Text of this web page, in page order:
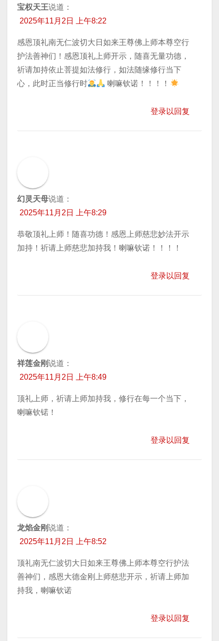
宝权天王说道：
2025年11月2日 上午8:22
感恩顶礼南无仁波切大日如来王尊佛上师本尊空行
护法善神们！感恩顶礼上师开示，随喜无量功德，
祈请加持​依止菩提如法修行，如法随缘修行当下
心，此时正当修行时
喇嘛钦诺！！！！
登录以回复
幻灵天母说道：
2025年11月2日 上午8:29
恭敬顶礼上师！随喜功德！感恩上师慈悲妙法开示
加持！祈请上师慈悲加持我！喇嘛钦诺！！！！
登录以回复
祥莲金刚说道：
2025年11月2日 上午8:49
顶礼上师，祈请上师加持我，修行在每一个当下，
喇嘛钦锘！
登录以回复
龙焰金刚说道：
2025年11月2日 上午8:52
顶礼南无仁波切大日如来王尊佛上师本尊空行护法
善神们，感恩大德金刚上师慈悲开示，祈请上师加
持我，喇嘛钦诺
登录以回复